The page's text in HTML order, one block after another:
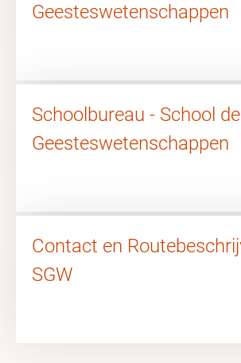
Geesteswetenschappen
Schoolbureau - School
Geesteswetenschappen
Contact en
SGW